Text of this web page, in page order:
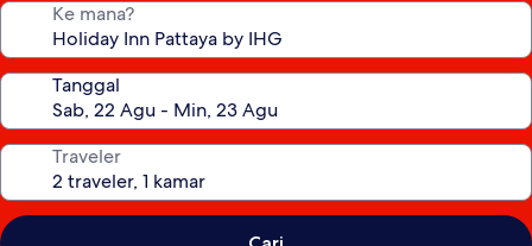
Ke mana?
Tanggal
Traveler